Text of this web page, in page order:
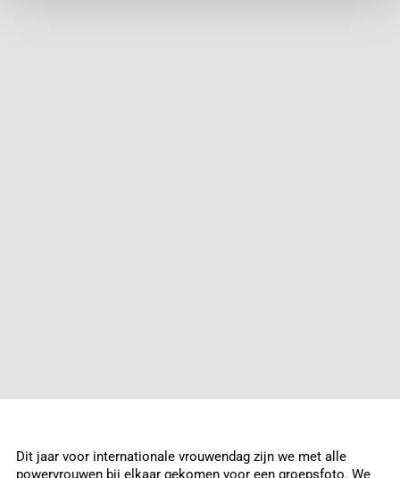
Dit jaar voor internationale vrouwendag zijn we met alle
powervrouwen bij elkaar gekomen voor een groepsfoto. We